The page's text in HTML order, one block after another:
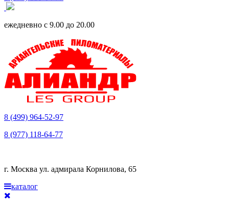
ежедневно с 9.00 до 20.00
8 (499) 964-52-97
8 (977) 118-64-77
г. Москва ул. адмирала Корнилова, 65
каталог